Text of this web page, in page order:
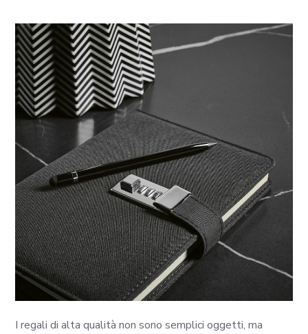
I regali di alta qualità non sono semplici oggetti, ma